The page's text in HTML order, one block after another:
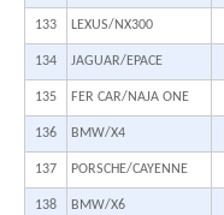
133 LEXUS/NX300
134 JAGUAR/EPACE
135 FER CAR/NAJA ONE
136 BMW/X4
137 PORSCHE/CAYENNE
138 BMW/X6